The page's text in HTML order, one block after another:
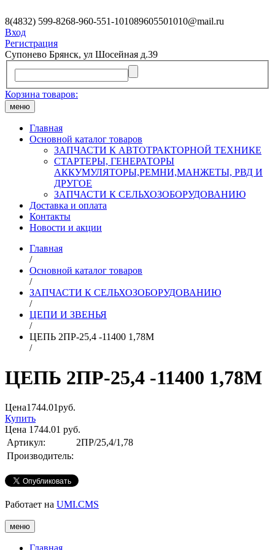
8(4832) 599-8268-960-551-101089605501010@mail.ru
Вход
Регистрация
Супонево Брянск, ул Шосейная д.39
Корзина товаров:
меню
Главная
Основной каталог товаров
ЗАПЧАСТИ К АВТОТРАКТОРНОЙ ТЕХНИКЕ
СТАРТЕРЫ, ГЕНЕРАТОРЫ
АККУМУЛЯТОРЫ,РЕМНИ,МАНЖЕТЫ, РВД И
ДРУГОЕ
ЗАПЧАСТИ К СЕЛЬХОЗОБОРУДОВАНИЮ
Доставка и оплата
Контакты
Новости и акции
Главная
/
Основной каталог товаров
/
ЗАПЧАСТИ К СЕЛЬХОЗОБОРУДОВАНИЮ
/
ЦЕПИ И ЗВЕНЬЯ
/
ЦЕПЬ 2ПР-25,4 -11400 1,78М
/
ЦЕПЬ 2ПР-25,4 -11400 1,78М
Цена1744.01руб.
Купить
Цена 1744.01 руб.
Артикул:
2ПР/25,4/1,78
Производитель:
Работает на UMI.CMS
меню